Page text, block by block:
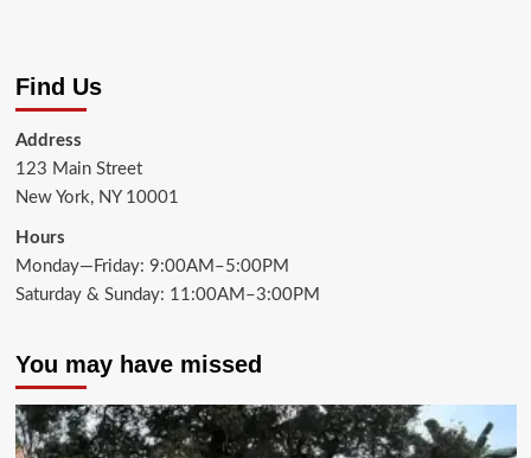
Find Us
Address
123 Main Street
New York, NY 10001
Hours
Monday—Friday: 9:00AM–5:00PM
Saturday & Sunday: 11:00AM–3:00PM
You may have missed